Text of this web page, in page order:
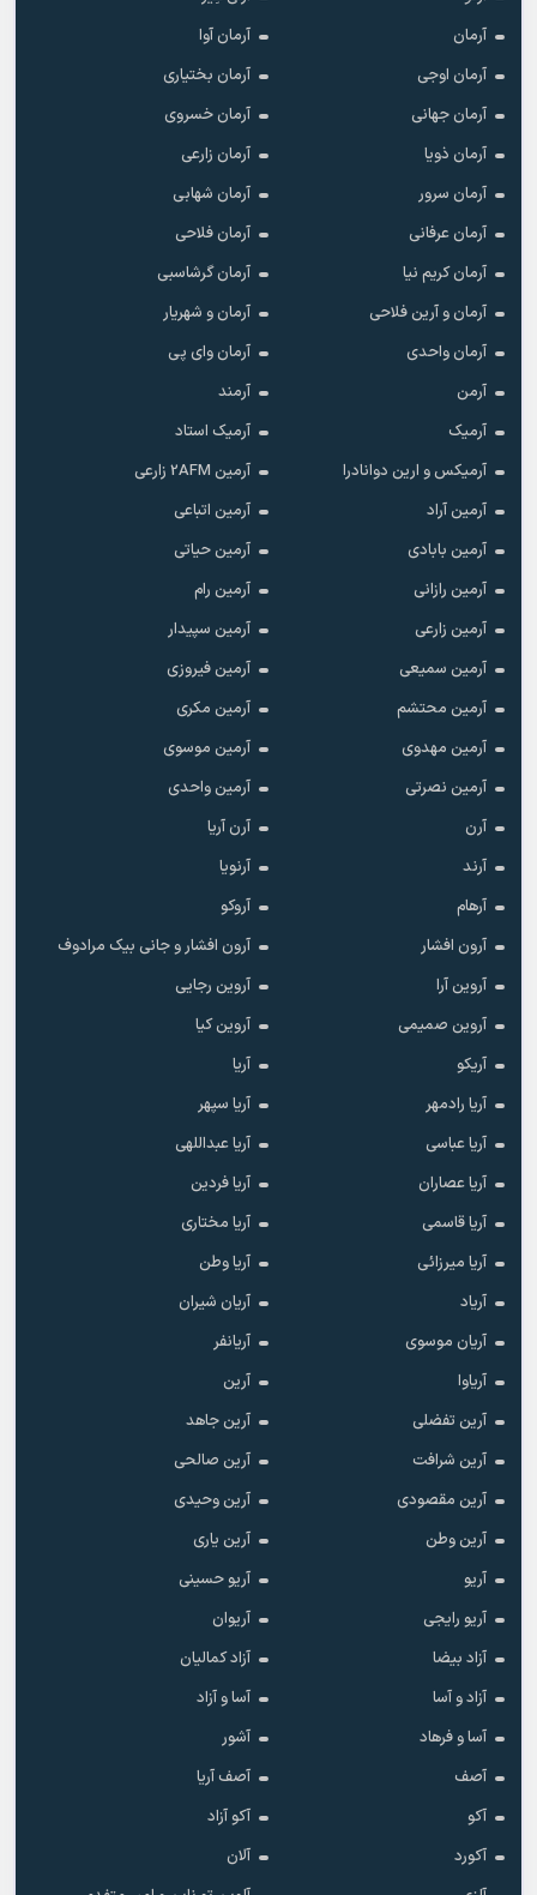
آرمان
آرمان آوا
آرمان اوجی
آرمان بختیاری
آرمان جهانی
آرمان خسروی
آرمان ذویا
آرمان زارعی
آرمان سرور
آرمان شهابی
آرمان عرفانی
آرمان فلاحی
آرمان کریم نیا
آرمان گرشاسبی
آرمان و آرین فلاحی
آرمان و شهریار
آرمان واحدی
آرمان وای پی
آرمن
آرمند
آرمیک
آرمیک استاد
آرمیکس و ارین دوانادرا
آرمین 2AFM زارعی
آرمین آراد
آرمین اتباعی
آرمین بابادی
آرمین حیاتی
آرمین رازانی
آرمین رام
آرمین زارعی
آرمین سپیدار
آرمین سمیعی
آرمین فیروزی
آرمین محتشم
آرمین مکری
آرمین مهدوی
آرمین موسوی
آرمین نصرتی
آرمین واحدی
آرن
آرن آریا
آرند
آرنویا
آرهام
آروکو
آرون افشار
آرون افشار و جانی بیک مرادوف
آروین آرا
آروین رجایی
آروین صمیمی
آروین کیا
آریکو
آریا
آریا رادمهر
آریا سپهر
آریا عباسی
آریا عبداللهی
آریا عصاران
آریا فردین
آریا قاسمی
آریا مختاری
آریا میرزائی
آریا وطن
آریاد
آریان شیران
آریان موسوی
آریانفر
آریاوا
آرین
آرین تفضلی
آرین جاهد
آرین شرافت
آرین صالحی
آرین مقصودی
آرین وحیدی
آرین وطن
آرین یاری
آریو
آریو حسینی
آریو رایجی
آریوان
آزاد بیضا
آزاد کمالیان
آزاد و آسا
آسا و آزاد
آسا و فرهاد
آشور
آصف
آصف آریا
آکو
آکو آزاد
آکورد
آلان